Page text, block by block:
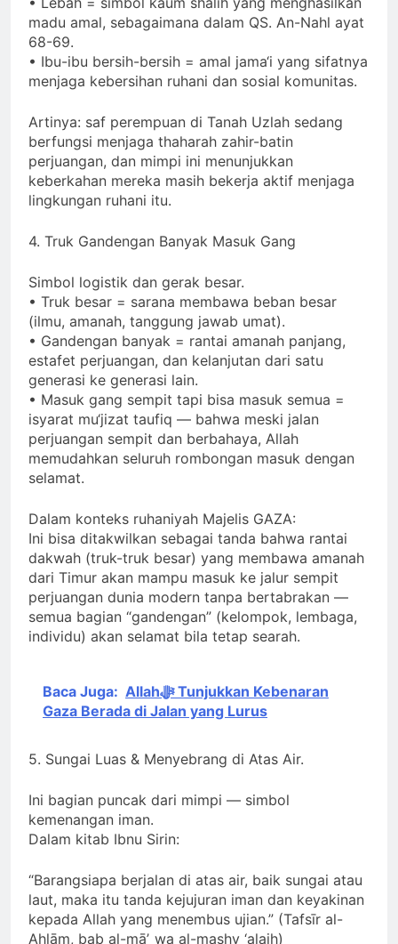
madu amal, sebagaimana dalam QS. An-Nahl ayat
68-69.
• Ibu-ibu bersih-bersih = amal jama‘i yang sifatnya
menjaga kebersihan ruhani dan sosial komunitas.
Artinya: saf perempuan di Tanah Uzlah sedang
berfungsi menjaga thaharah zahir-batin
perjuangan, dan mimpi ini menunjukkan
keberkahan mereka masih bekerja aktif menjaga
lingkungan ruhani itu.
4. Truk Gandengan Banyak Masuk Gang
Simbol logistik dan gerak besar.
• Truk besar = sarana membawa beban besar
(ilmu, amanah, tanggung jawab umat).
• Gandengan banyak = rantai amanah panjang,
estafet perjuangan, dan kelanjutan dari satu
generasi ke generasi lain.
• Masuk gang sempit tapi bisa masuk semua =
isyarat mu‘jizat taufiq — bahwa meski jalan
perjuangan sempit dan berbahaya, Allah
memudahkan seluruh rombongan masuk dengan
selamat.
Dalam konteks ruhaniyah Majelis GAZA:
Ini bisa ditakwilkan sebagai tanda bahwa rantai
dakwah (truk-truk besar) yang membawa amanah
dari Timur akan mampu masuk ke jalur sempit
perjuangan dunia modern tanpa bertabrakan —
semua bagian “gandengan” (kelompok, lembaga,
individu) akan selamat bila tetap searah.
Baca Juga: Allahﷻ Tunjukkan Kebenaran
Gaza Berada di Jalan yang Lurus
5. Sungai Luas & Menyebrang di Atas Air.
Ini bagian puncak dari mimpi — simbol
kemenangan iman.
Dalam kitab Ibnu Sirin:
“Barangsiapa berjalan di atas air, baik sungai atau
laut, maka itu tanda kejujuran iman dan keyakinan
kepada Allah yang menembus ujian.” (Tafsīr al-
Ahlām, bab al-māʼ wa al-mashy ‘alaih)